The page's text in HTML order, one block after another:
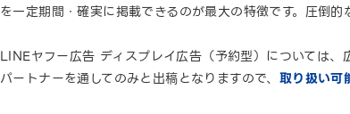
を一定期間・確実に掲載できるのが最大の特徴です。圧倒
LINEヤフー広告 ディスプレイ広告（予約型）については
パートナーを通してのみと出稿となりますので、 取り扱い可